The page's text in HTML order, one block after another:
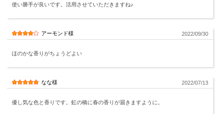
使い勝手が良いです。活用させていただきますね♪
アーモンド様 2022/09/30
ほのかな香りがちょうどよい
なな様 2022/07/13
優し気な色と香りです。虹の橋に春の香りが届きますように。